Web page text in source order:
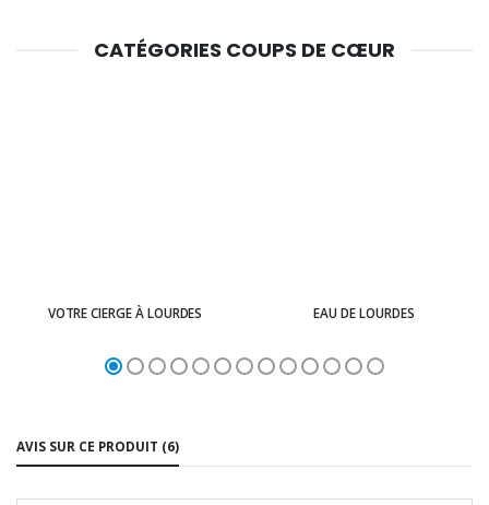
CATÉGORIES COUPS DE CŒUR
VOTRE CIERGE À LOURDES EAU DE LOURDES
AVIS SUR CE PRODUIT (6)